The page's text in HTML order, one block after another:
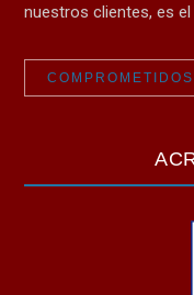
nuestros clientes, es